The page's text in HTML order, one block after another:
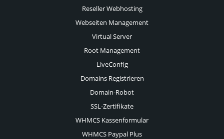
Reseller Webhosting
Webseiten Management
Virtual Server
Root Management
LiveConfig
Domains Registrieren
Domain-Robot
SSL-Zertifikate
WHMCS Kassenformular
WHMCS Paypal Plus